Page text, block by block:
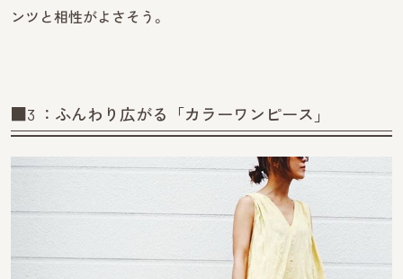
ンツと相性がよさそう。
■3 ：ふんわり広がる「カラーワンピース」